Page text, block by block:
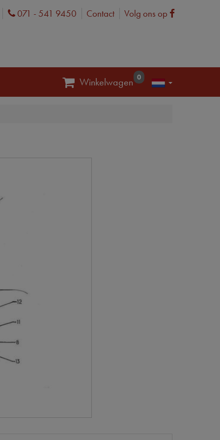
Phone
071 - 541 9450 Contact Volg ons op Facebook
Winkelwagen 0